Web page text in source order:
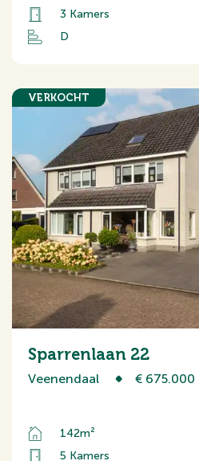
3 Kamers
D
VERKOCHT
Sparrenlaan 22
Veenendaal € 675.000
142m²
5 Kamers